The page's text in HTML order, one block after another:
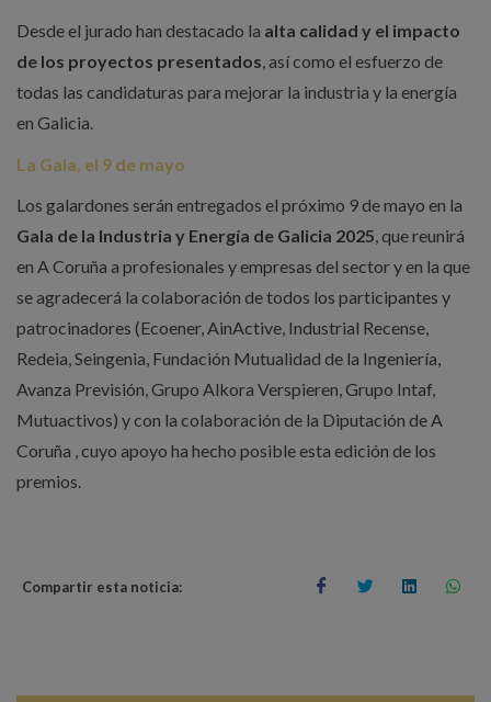
Desde el jurado han destacado la alta calidad y el impacto
de los proyectos presentados, así como el esfuerzo de
todas las candidaturas para mejorar la industria y la energía
en Galicia.
La Gala, el 9 de mayo
Los galardones serán entregados el próximo 9 de mayo en la
Gala de la Industria y Energía de Galicia 2025, que reunirá
en A Coruña a profesionales y empresas del sector y en la que
se agradecerá la colaboración de todos los participantes y
patrocinadores (Ecoener, AinActive, Industrial Recense,
Redeia, Seingenia, Fundación Mutualidad de la Ingeniería,
Avanza Previsión, Grupo Alkora Verspieren, Grupo Intaf,
Mutuactivos) y con la colaboración de la Diputación de A
Coruña , cuyo apoyo ha hecho posible esta edición de los
premios.
Compartir esta noticia: